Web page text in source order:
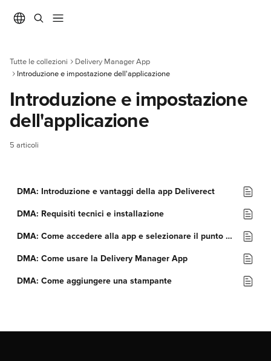
Tutte le collezioni
Delivery Manager App
Introduzione e impostazione dell'applicazione
Introduzione e impostazione
dell'applicazione
5 articoli
DMA: Introduzione e vantaggi della app Deliverect
DMA: Requisiti tecnici e installazione
DMA: Come accedere alla app e selezionare il punto vendita
DMA: Come usare la Delivery Manager App
DMA: Come aggiungere una stampante